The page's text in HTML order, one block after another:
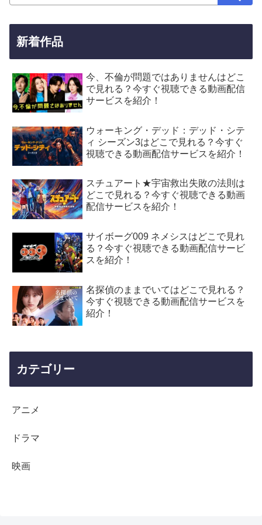
新着作品
今、不倫が問題ではありませんはどこ
で見れる？今すぐ視聴できる動画配信
サービスを紹介！
ウォーキング・デッド：デッド・シテ
ィ シーズン3はどこで見れる？今すぐ
視聴できる動画配信サービスを紹介！
スチュアート★宇宙救出失敗の法則は
どこで見れる？今すぐ視聴できる動画
配信サービスを紹介！
サイボーグ009 ネメシスはどこで見れ
る？今すぐ視聴できる動画配信サービ
スを紹介！
名探偵のままでいてはどこで見れる？
今すぐ視聴できる動画配信サービスを
紹介！
カテゴリー
アニメ
ドラマ
映画